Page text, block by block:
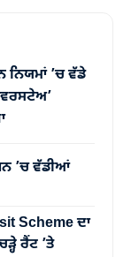
ਨਿਯਮਾਂ ’ਚ ਵੱਡੇ
’ਚ ਵੱਡੀਆਂ
Scheme ਦਾ
ਰੈਂਟ ’ਤੇ